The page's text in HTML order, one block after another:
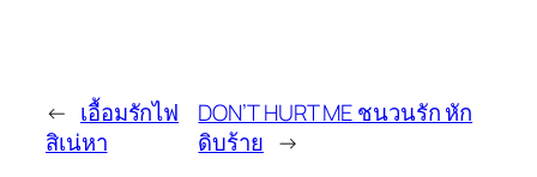
← เอื้อมรักไฟ
สิเน่หา
DON’T HURT ME ชนวนรัก หัก
ดิบร้าย →